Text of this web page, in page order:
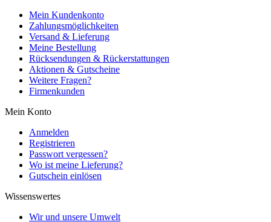
Mein Kundenkonto
Zahlungsmöglichkeiten
Versand & Lieferung
Meine Bestellung
Rücksendungen & Rückerstattungen
Aktionen & Gutscheine
Weitere Fragen?
Firmenkunden
Mein Konto
Anmelden
Registrieren
Passwort vergessen?
Wo ist meine Lieferung?
Gutschein einlösen
Wissenswertes
Wir und unsere Umwelt